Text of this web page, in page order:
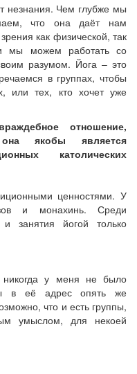
незнания. Чем глубже мы
что она даёт нам
как физической, так
мы можем работать со
разумом. Йога – это
в группах, чтобы
или тех, кто хочет уже
отношение,
якобы является
католических
ценностями. У
и монахинь. Среди
занятия йогой только
у меня не было
в её адрес опять же
что и есть группы,
умыслом, для некоей